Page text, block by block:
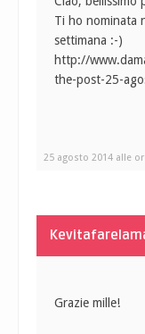
25 agosto 2014 alle
Ti ho nominata
settimana :-)
http://
the-post-25-
Grazie mille!